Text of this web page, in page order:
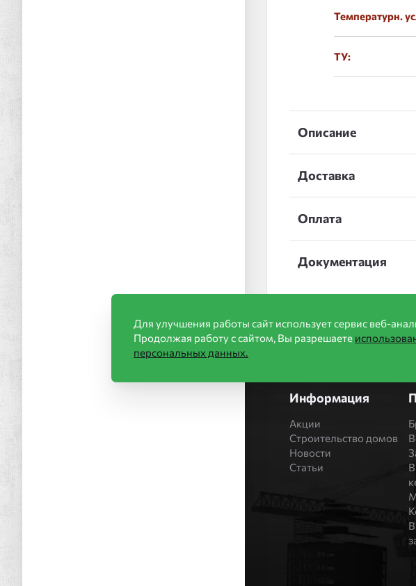
Температурн.
ТУ:
Описание
Доставка
Оплата
Документация
Информация
Акции
Строительство домов
Новости
Статьи
Для улучшения работы сайт использует сервис веб-
Продолжая работу с сайтом, Вы разрешаете
персональных данных.